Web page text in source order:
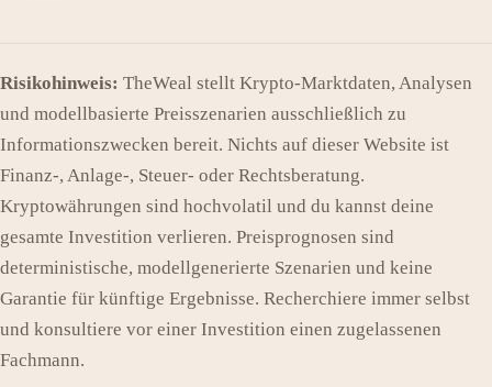
Risikohinweis: TheWeal stellt Krypto-Marktdaten, Analysen
und modellbasierte Preisszenarien ausschließlich zu
Informationszwecken bereit. Nichts auf dieser Website ist
Finanz-, Anlage-, Steuer- oder Rechtsberatung.
Kryptowährungen sind hochvolatil und du kannst deine
gesamte Investition verlieren. Preisprognosen sind
deterministische, modellgenerierte Szenarien und keine
Garantie für künftige Ergebnisse. Recherchiere immer selbst
und konsultiere vor einer Investition einen zugelassenen
Fachmann.